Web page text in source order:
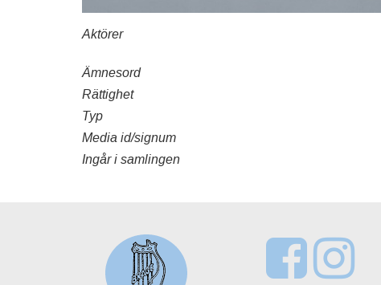
Aktörer
Ämnesord
Rättighet
Typ
Media id/signum
Ingår i samlingen